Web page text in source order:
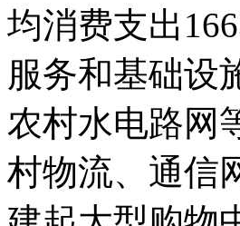
均消费支出
服务和基础设
农村水电路网
村物流、通信